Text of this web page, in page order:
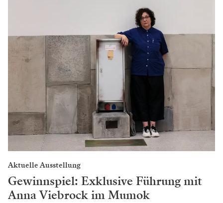
Aktuelle Ausstellung
Gewinnspiel: Exklusive Führung mit
Anna Viebrock im Mumok